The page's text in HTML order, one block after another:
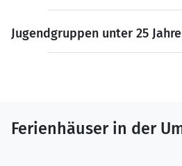
Jugendgruppen unter 25
Ferienhäuser in der